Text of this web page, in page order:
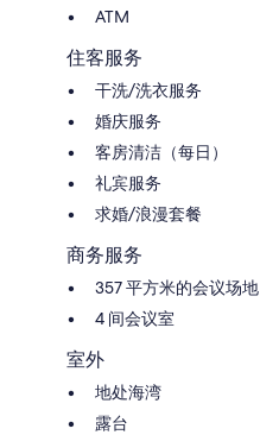
ATM
住客服务
干洗/洗衣服务
婚庆服务
客房清洁（每日）
礼宾服务
求婚/浪漫套餐
商务服务
357 平方米的会议场地
4 间会议室
室外
地处海湾
露台